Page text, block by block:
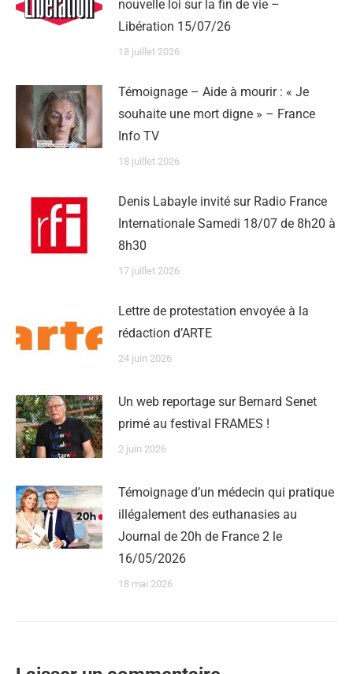
nouvelle loi sur la fin de vie –
Libération 15/07/26
18 juillet 2026
Témoignage – Aide à mourir : « Je
souhaite une mort digne » – France
Info TV
18 juillet 2026
Denis Labayle invité sur Radio France
Internationale Samedi 18/07 de 8h20 à
8h30
17 juillet 2026
Lettre de protestation envoyée à la
rédaction d’ARTE
24 juin 2026
Un web reportage sur Bernard Senet
primé au festival FRAMES !
2 juin 2026
Témoignage d’un médecin qui pratique
illégalement des euthanasies au
Journal de 20h de France 2 le
16/05/2026
18 mai 2026